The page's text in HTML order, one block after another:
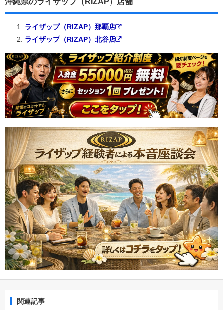
ライザップ（RIZAP）那覇店
ライザップ（RIZAP）北谷店
関連記事